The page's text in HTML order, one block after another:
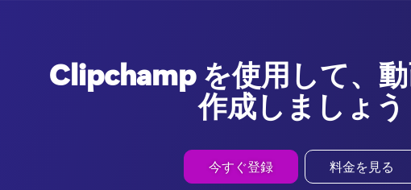
Clipchamp を使用して、
作成しましょう
今すぐ登録 料金を見る